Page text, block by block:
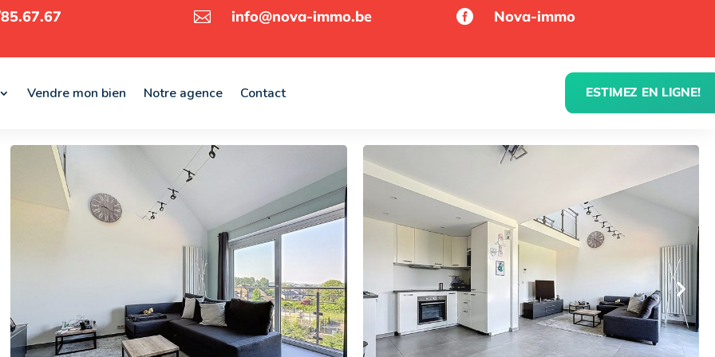
 info@nova-immo.be  Nova-immo
Vendre mon bien Notre agence Contact ESTIMEZ EN LIGNE!